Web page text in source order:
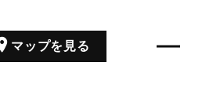
マップを見る